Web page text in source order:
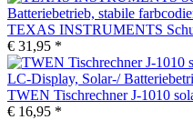
TEXAS INSTRUMENTS
€ 31,95 *
TWEN Tischrechner J-1010
€ 16,95 *